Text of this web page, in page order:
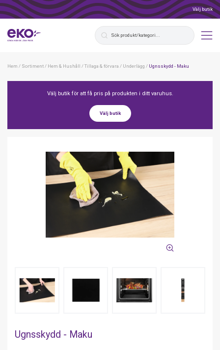
Välj butik
Hem / Sortiment/ Hem & Hushåll /Tillaga & förvara / Underlägg / Ugnsskydd - Maku
Välj butik för att få pris på produkten i ditt varuhus.
Välj butik
Ugnsskydd - Maku